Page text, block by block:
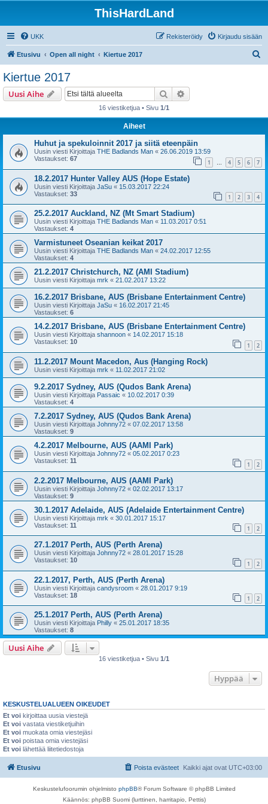
ThisHardLand
UKK Kirjaudu sisään
Rekisteröidy
Etusivu Open all night Kiertue 2017
Kiertue 2017
Uusi Aihe Etsi
16 viestiketjua • Sivu 1/1
Aiheet
Huhut ja spekuloinnit 2017 ja siitä eteenpäin
Uusin viesti Kirjoittaja THE Badlands Man « 26.06.2019 13:59
Vastaukset: 67 1 … 4 5 6 7
18.2.2017 Hunter Valley AUS (Hope Estate)
Uusin viesti Kirjoittaja JaSu « 15.03.2017 22:24
Vastaukset: 33 1 2 3 4
25.2.2017 Auckland, NZ (Mt Smart Stadium)
Uusin viesti Kirjoittaja THE Badlands Man « 11.03.2017 0:51
Vastaukset: 4
Varmistuneet Oseanian keikat 2017
Uusin viesti Kirjoittaja THE Badlands Man « 24.02.2017 12:55
Vastaukset: 4
21.2.2017 Christchurch, NZ (AMI Stadium)
Uusin viesti Kirjoittaja mrk « 21.02.2017 13:22
16.2.2017 Brisbane, AUS (Brisbane Entertainment Centre)
Uusin viesti Kirjoittaja JaSu « 16.02.2017 21:45
Vastaukset: 6
14.2.2017 Brisbane, AUS (Brisbane Entertainment Centre)
Uusin viesti Kirjoittaja shannoon « 14.02.2017 15:18
Vastaukset: 10 1 2
11.2.2017 Mount Macedon, Aus (Hanging Rock)
Uusin viesti Kirjoittaja mrk « 11.02.2017 21:02
9.2.2017 Sydney, AUS (Qudos Bank Arena)
Uusin viesti Kirjoittaja Passaic « 10.02.2017 0:39
Vastaukset: 4
7.2.2017 Sydney, AUS (Qudos Bank Arena)
Uusin viesti Kirjoittaja Johnny72 « 07.02.2017 13:58
Vastaukset: 9
4.2.2017 Melbourne, AUS (AAMI Park)
Uusin viesti Kirjoittaja Johnny72 « 05.02.2017 0:23
Vastaukset: 11 1 2
2.2.2017 Melbourne, AUS (AAMI Park)
Uusin viesti Kirjoittaja Johnny72 « 02.02.2017 13:17
Vastaukset: 9
30.1.2017 Adelaide, AUS (Adelaide Entertainment Centre)
Uusin viesti Kirjoittaja mrk « 30.01.2017 15:17
Vastaukset: 11 1 2
27.1.2017 Perth, AUS (Perth Arena)
Uusin viesti Kirjoittaja Johnny72 « 28.01.2017 15:28
Vastaukset: 10 1 2
22.1.2017, Perth, AUS (Perth Arena)
Uusin viesti Kirjoittaja candysroom « 28.01.2017 9:19
Vastaukset: 18 1 2
25.1.2017 Perth, AUS (Perth Arena)
Uusin viesti Kirjoittaja Philly « 25.01.2017 18:35
Vastaukset: 8
Uusi Aihe
16 viestiketjua • Sivu 1/1
Hyppää
KESKUSTELUALUEEN OIKEUDET
Et voi kirjoittaa uusia viestejä
Et voi vastata viestiketjuihin
Et voi muokata omia viestejäsi
Et voi poistaa omia viestejäsi
Et voi lähettää liitetiedostoja
Etusivu Kaikki ajat ovat UTC+03:00
Poista evästeet
Keskustelufoorumin ohjelmisto phpBB® Forum Software © phpBB Limited
Käännös: phpBB Suomi (lurttinen, harritapio, Pettis)